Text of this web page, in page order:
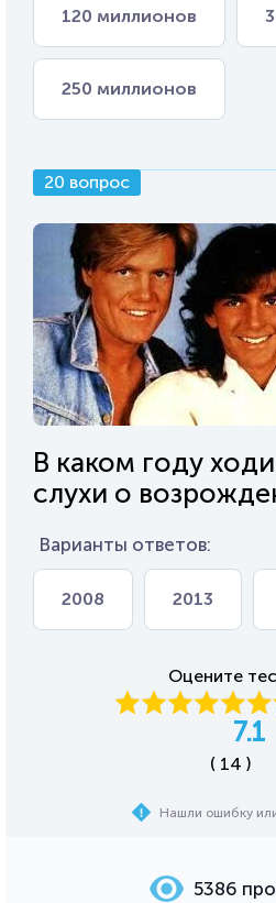
120 миллионов
250 миллионов
20 вопрос
В каком году
слухи о
Варианты ответов:
2008 2013
Оцените
7.1
( 14 )
Нашли ошибку
5386